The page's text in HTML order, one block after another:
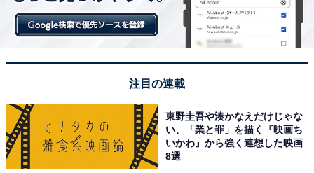
『ゼルダの伝説』の商品をAmazonで見る
この記事の筆者：坂上 恵
All About ニュースの編集者。オールアバウトに入社後、
SNSトレンドにフォーカスした記事執筆やSEOライティ
注目の連載
東野圭吾や湊かなえだけじゃな
い、「業と罪」を描く『映画ち
いかわ』から強く連想した映画
8選